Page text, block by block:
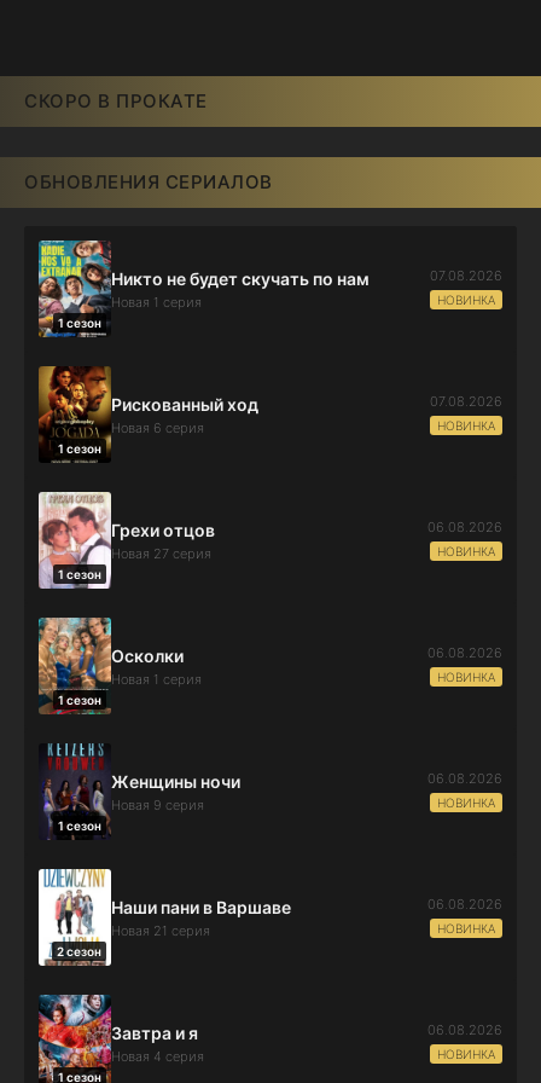
СКОРО В ПРОКАТЕ
ОБНОВЛЕНИЯ СЕРИАЛОВ
1 сезон
Никто не будет скучать по нам
Новая 1 серия
07.08.2026
НОВИНКА
1 сезон
Рискованный ход
Новая 6 серия
07.08.2026
НОВИНКА
1 сезон
Грехи отцов
Новая 27 серия
06.08.2026
НОВИНКА
1 сезон
Осколки
Новая 1 серия
06.08.2026
НОВИНКА
1 сезон
Женщины ночи
Новая 9 серия
06.08.2026
НОВИНКА
2 сезон
Наши пани в Варшаве
Новая 21 серия
06.08.2026
НОВИНКА
1 сезон
Завтра и я
Новая 4 серия
06.08.2026
НОВИНКА